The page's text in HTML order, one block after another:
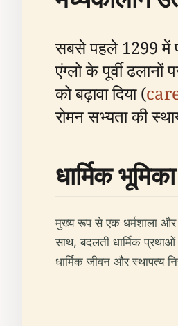
सबसे पहले 1299 में
एंग्लो के पूर्वी
को बढ़ावा दिया (
रोमन सभ्यता की
धार्मिक
मुख्य रूप से एक धर्मशाला और
साथ, बदलती धार्मिक
धार्मिक जीवन और स्थापत्य